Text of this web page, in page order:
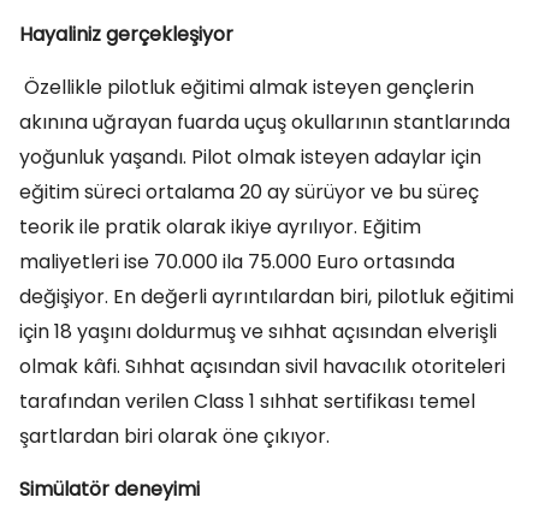
Hayaliniz gerçekleşiyor
Özellikle pilotluk eğitimi almak isteyen gençlerin
akınına uğrayan fuarda uçuş okullarının stantlarında
yoğunluk yaşandı. Pilot olmak isteyen adaylar için
eğitim süreci ortalama 20 ay sürüyor ve bu süreç
teorik ile pratik olarak ikiye ayrılıyor. Eğitim
maliyetleri ise 70.000 ila 75.000 Euro ortasında
değişiyor. En değerli ayrıntılardan biri, pilotluk eğitimi
için 18 yaşını doldurmuş ve sıhhat açısından elverişli
olmak kâfi. Sıhhat açısından sivil havacılık otoriteleri
tarafından verilen Class 1 sıhhat sertifikası temel
şartlardan biri olarak öne çıkıyor.
Simülatör deneyimi